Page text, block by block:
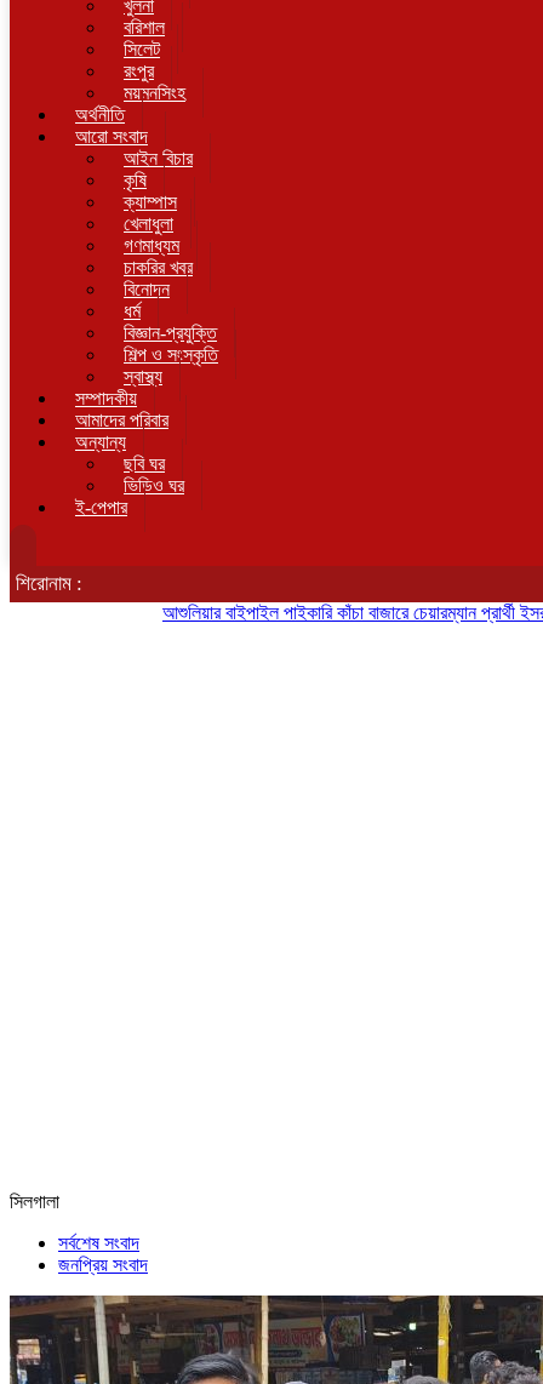
খুলনা
বরিশাল
সিলেট
রংপুর
ময়মনসিংহ
অর্থনীতি
আরো সংবাদ
আইন বিচার
কৃষি
ক্যাম্পাস
খেলাধুলা
গণমাধ্যম
চাকরির খবর
বিনোদন
ধর্ম
বিজ্ঞান-প্রযুক্তি
শিল্প ও সংস্কৃতি
স্বাস্থ্য
সম্পাদকীয়
আমাদের পরিবার
অন্যান্য
ছবি ঘর
ভিডিও ঘর
ই-পেপার
শিরোনাম :
আশুলিয়ার বাইপাইল পাইকারি কাঁচা বাজারে চেয়ারম্যান প্রার্থী ইসরাফিল
সিলগালা
সর্বশেষ সংবাদ
জনপ্রিয় সংবাদ